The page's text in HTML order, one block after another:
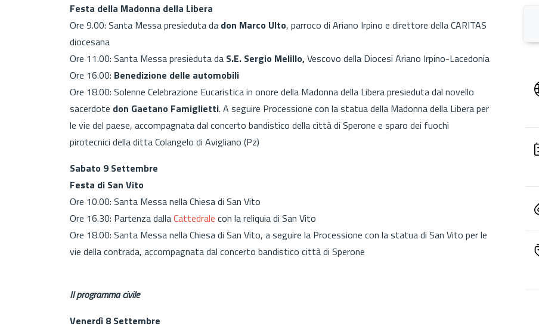
Festa della Madonna della Libera
Ore 9.00: Santa Messa presieduta da don Marco Ulto, parroco di Ariano Irpino e direttore della CARITAS
diocesana
Ore 11.00: Santa Messa presieduta da S.E. Sergio Melillo,Vescovo della Diocesi Ariano Irpino-Lacedonia
Ore 16.00: Benedizione delle automobili
Ore 18.00: Solenne Celebrazione Eucaristica in onore della Madonna della Libera presieduta dal novello
sacerdote don Gaetano Famiglietti. A seguire Processione con la statua della Madonna della Libera per
le vie del paese, accompagnata dal concerto bandistico della città di Sperone e sparo dei fuochi
pirotecnici della ditta Colangelo di Avigliano (Pz)
Sabato 9 Settembre
Festa di San Vito
Ore 10.00: Santa Messa nella Chiesa di San Vito
Ore 16.30: Partenza dallaCattedrale con la reliquia di San Vito
Ore 18.00: Santa Messa nella Chiesa di San Vito, a seguire la Processione con la statua di San Vito per le
vie della contrada, accompagnata dal concerto bandistico città di Sperone
Il programma civile
Venerdì 8 Settembre